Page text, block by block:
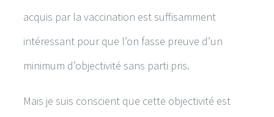
acquis par la vaccination est suffisamment
intéressant pour que l’on fasse preuve d’un
minimum d’objectivité sans parti pris.
Mais je suis conscient que cette objectivité est